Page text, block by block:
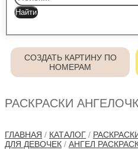
СОЗДАТЬ КАРТИНУ ПО
НОМЕРАМ
РАСКРАСКИ
ГЛАВНАЯ / КАТАЛОГ /
ДЛЯ ДЕВОЧЕК / АНГЕЛ